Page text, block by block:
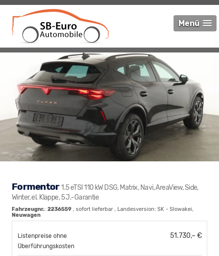
Menü
Formentor1.5 eTSI 110 kW DSG, Matrix, Navi, AreaView, Side,
Winter, el. Klappe, 5 J.-Garantie
Fahrzeugnr.: 2236559 , sofort lieferbar , Landesversion: SK - Slowakei,
Neuwagen
Listenpreise ohne
Überführungskosten
51.730,– €